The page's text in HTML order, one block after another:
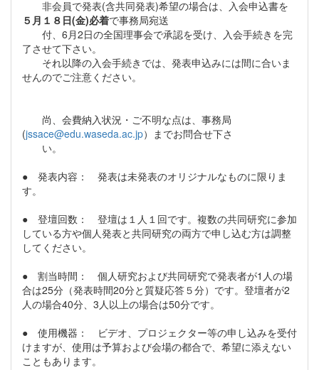
非会員で発表(含共同発表)希望の場合は、入会申込書を
５月１８日(金)必着で事務局宛送
付、6月2日の全国理事会で承認を受け、入会手続きを完
了させて下さい。
それ以降の入会手続きでは、発表申込みには間に合いま
せんのでご注意ください。
尚、会費納入状況・ご不明な点は、事務局
(jssace@edu.waseda.ac.jp）までお問合せ下さ
い。
● 発表内容： 発表は未発表のオリジナルなものに限りま
す。
● 登壇回数： 登壇は１人１回です。複数の共同研究に参加
している方や個人発表と共同研究の両方で申し込む方は調整
してください。
● 割当時間： 個人研究および共同研究で発表者が1人の場
合は25分（発表時間20分と質疑応答５分）です。登壇者が2
人の場合40分、3人以上の場合は50分です。
● 使用機器： ビデオ、プロジェクター等の申し込みを受付
けますが、使用は予算および会場の都合で、希望に添えない
こともあります。